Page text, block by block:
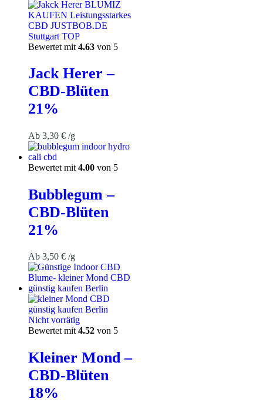
Bewertet mit 4.63 von 5
Jack Herer –
CBD-Blüten
21%
Ab 3,30 € /g
Bewertet mit 4.00 von 5
Bubblegum –
CBD-Blüten
21%
Ab 3,50 € /g
Nicht vorrätig
Bewertet mit 4.52 von 5
Kleiner Mond –
CBD-Blüten
18%